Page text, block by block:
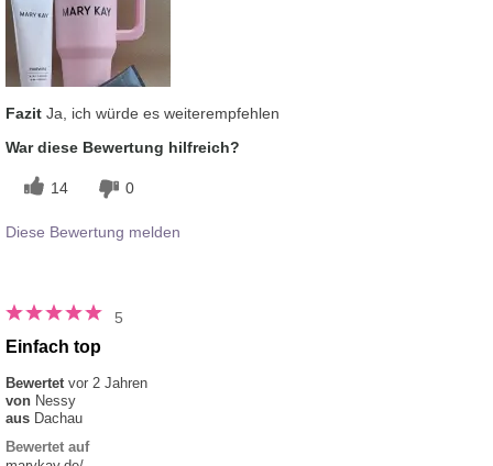
Fazit Ja, ich würde es weiterempfehlen
War diese Bewertung hilfreich?
14 0
Diese Bewertung melden
5
Einfach top
Bewertet vor 2 Jahren
von Nessy
aus Dachau
Bewertet auf